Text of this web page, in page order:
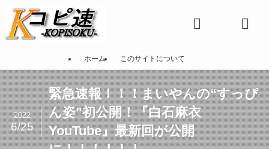
ホーム このサイトについて
緊急速報！！！まいやんの“すっぴ
ん姿”初公開！『白石麻衣
YouTube』最新回が公開
2022
6/25